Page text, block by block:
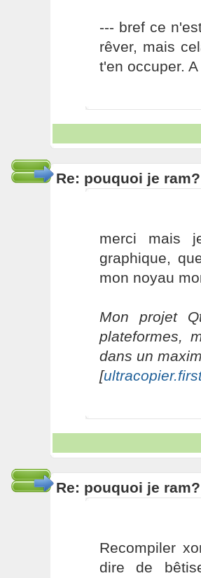
--- bref ce
rêver, mais
t'en occuper. A
Re: pouquoi je ram?
merci mais
graphique,
mon noyau
Mon projet
plateformes,
dans un
[
Re: pouquoi je ram?
Recompiler
dire de